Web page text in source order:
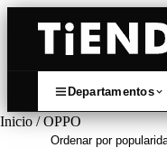
Departamentos
Inicio/ OPPO